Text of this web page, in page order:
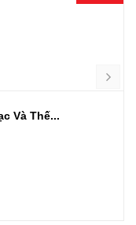
Và Thế...